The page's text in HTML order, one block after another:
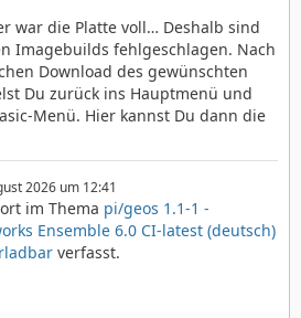
war die Platte voll… Deshalb sind
Imagebuilds fehlgeschlagen. Nach
Download des gewünschten
Du zurück ins Hauptmenü und
Menü. Hier kannst Du dann die
2026 um 12:41
im Thema pi/geos 1.1-1 -
Ensemble 6.0 CI-latest (deutsch)
verfasst.